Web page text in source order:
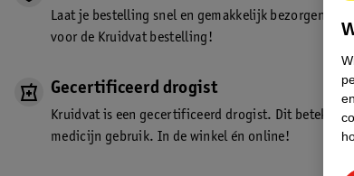
Laat je bestelling snel en gemakkelijk bezorgen in
voor de Kruidvat bestelling!
Gecertificeerd drogist
Kruidvat is een gecertificeerd drogist. Dit betekent
medicijn gebruik. In de winkel én online!